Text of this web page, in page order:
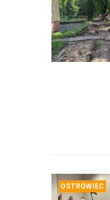
OSTROWIEC